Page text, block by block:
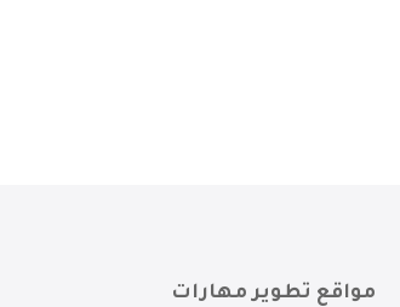
مواقع تطوير مهارات